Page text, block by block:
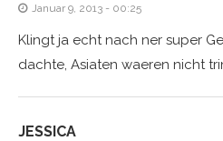
Januar 9, 2013 - 00:25
Klingt ja echt nach ner super
dachte, Asiaten waeren nicht
JESSICA